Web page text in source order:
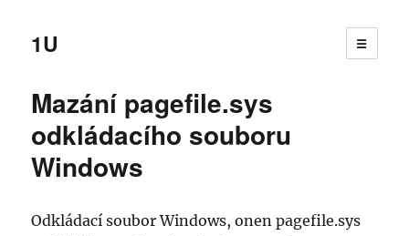
1U ☰
Mazání pagefile.sys
odkládacího souboru
Windows
Odkládací soubor Windows, onen pagefile.sys